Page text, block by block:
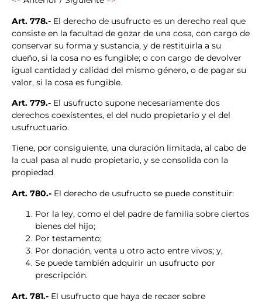
Art. 778.- El derecho de usufructo es un derecho real que
consiste en la facultad de gozar de una cosa, con cargo de
conservar su forma y sustancia, y de restituirla a su
dueño, si la cosa no es fungible; o con cargo de devolver
igual cantidad y calidad del mismo género, o de pagar su
valor, si la cosa es fungible.
Art. 779.- El usufructo supone necesariamente dos
derechos coexistentes, el del nudo propietario y el del
usufructuario.
Tiene, por consiguiente, una duración limitada, al cabo de
la cual pasa al nudo propietario, y se consolida con la
propiedad.
Art. 780.- El derecho de usufructo se puede constituir:
Por la ley, como el del padre de familia sobre ciertos
bienes del hijo;
Por testamento;
Por donación, venta u otro acto entre vivos; y,
Se puede también adquirir un usufructo por
prescripción.
Art. 781.- El usufructo que haya de recaer sobre